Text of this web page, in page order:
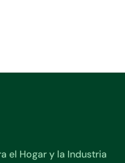
el Hogar y la Industria